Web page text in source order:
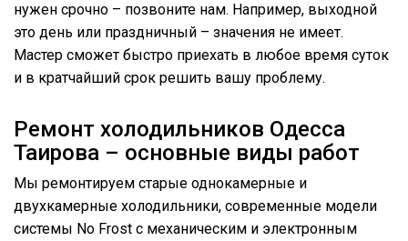
нужен срочно – позвоните нам. Например, выходной
это день или праздничный – значения не имеет.
Мастер сможет быстро приехать в любое время суток
и в кратчайший срок решить вашу проблему.
Ремонт холодильников Одесса
Таирова – основные виды работ
Мы ремонтируем старые однокамерные и
двухкамерные холодильники, современные модели
системы No Frost с механическим и электронным